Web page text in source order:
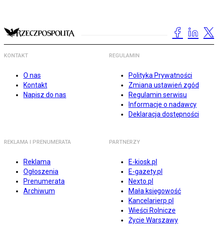
KONTAKT
O nas
Kontakt
Napisz do nas
REGULAMIN
Polityka Prywatności
Zmiana ustawień zgód
Regulamin serwisu
Informacje o nadawcy
Deklaracja dostępności
REKLAMA I PRENUMERATA
Reklama
Ogłoszenia
Prenumerata
Archiwum
PARTNERZY
E-kiosk.pl
E-gazety.pl
Nexto.pl
Mała księgowość
Kancelarierp.pl
Wieści Rolnicze
Życie Warszawy